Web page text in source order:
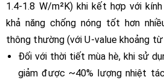
1.4-1.8 W/m²K) khi kết hợp với
khả năng chống nóng tốt hơn
thông thường (với U-value khoảng từ
Đối với thời tiết mùa hè, khi sử
giảm được ~40% lượng nhiệt